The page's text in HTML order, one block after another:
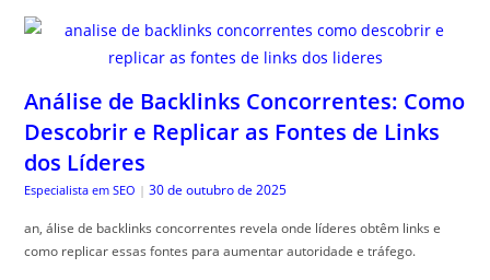
Análise de Backlinks Concorrentes: Como
Descobrir e Replicar as Fontes de Links
dos Líderes
Especialista em SEO | 30 de outubro de 2025
an, álise de backlinks concorrentes revela onde líderes obtêm links e
como replicar essas fontes para aumentar autoridade e tráfego.